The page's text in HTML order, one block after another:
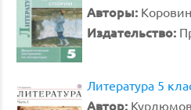
Авторы:
Издательство:
Литература 5
Автор: